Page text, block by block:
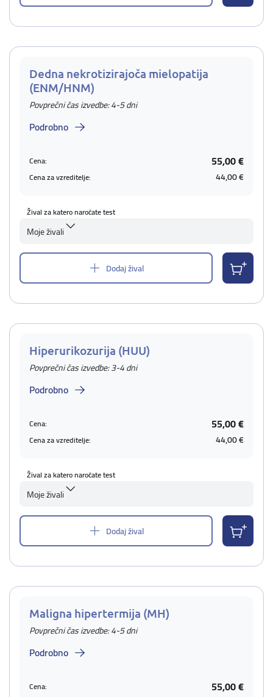
Dedna nekrotizirajoča mielopatija
(ENM/HNM)
Povprečni čas izvedbe: 4-5 dni
Podrobno
Cena: 55,00 €
Cena za vzreditelje: 44,00 €
Žival za katero naročate test
Moje živali
Dodaj žival
Hiperurikozurija (HUU)
Povprečni čas izvedbe: 3-4 dni
Podrobno
Cena: 55,00 €
Cena za vzreditelje: 44,00 €
Žival za katero naročate test
Moje živali
Dodaj žival
Maligna hipertermija (MH)
Povprečni čas izvedbe: 4-5 dni
Podrobno
Cena: 55,00 €